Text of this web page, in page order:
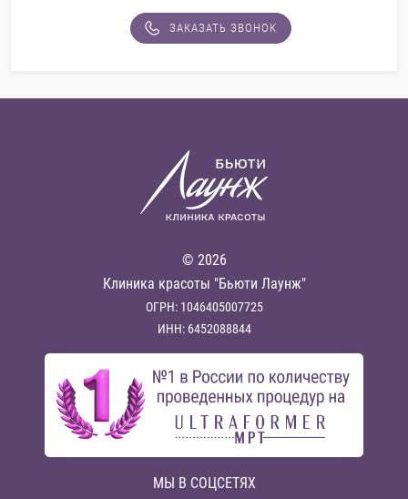
ЗАКАЗАТЬ ЗВОНОК
© 2026
Клиника красоты "Бьюти Лаунж"
ОГРН: 1046405007725
ИНН: 6452088844
МЫ В СОЦСЕТЯХ